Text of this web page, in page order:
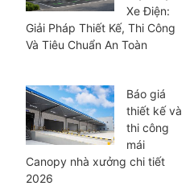
Xe Điện:
Giải Pháp Thiết Kế, Thi Công
Và Tiêu Chuẩn An Toàn
Báo giá
thiết kế và
thi công
mái
Canopy nhà xưởng chi tiết
2026